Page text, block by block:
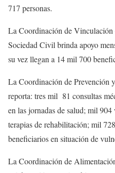
717 personas.
La Coordinación de Vinculación
Sociedad Civil brinda apoyo
su vez llegan a 14 mil 700
La Coordinación de Prevención
reporta: tres mil 81 consultas
en las jornadas de salud; mil
terapias de rehabilitación; mil
beneficiarios en situación de
La Coordinación de